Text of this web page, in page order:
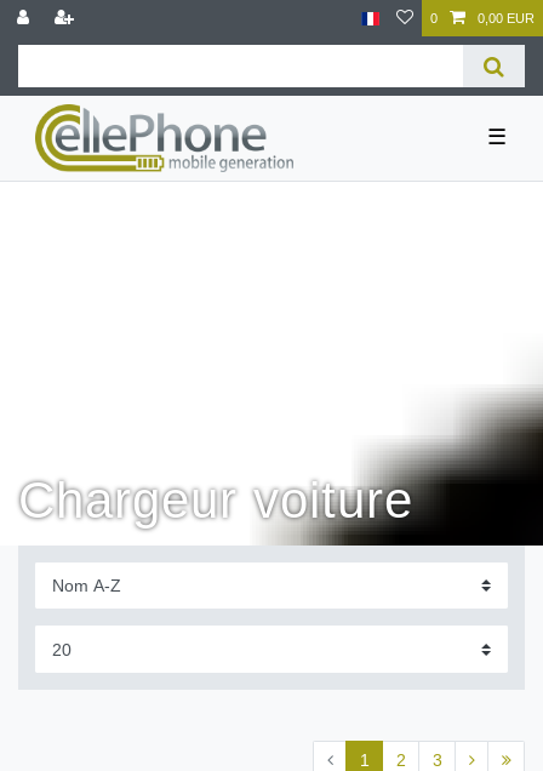
0 0,00 EUR
☰
Chargeur voiture
1 2 3